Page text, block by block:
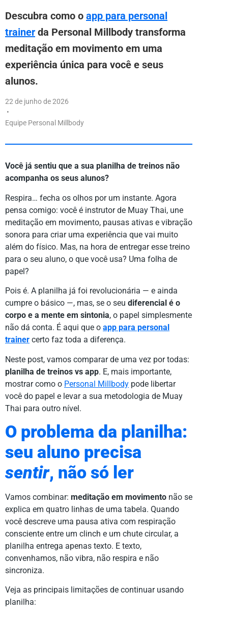
Descubra como o app para personal
trainer da Personal Millbody transforma
meditação em movimento em uma
experiência única para você e seus
alunos.
22 de junho de 2026
•
Equipe Personal Millbody
Você já sentiu que a sua planilha de treinos não
acompanha os seus alunos?
Respira… fecha os olhos por um instante. Agora
pensa comigo: você é instrutor de Muay Thai, une
meditação em movimento, pausas ativas e vibração
sonora para criar uma experiência que vai muito
além do físico. Mas, na hora de entregar esse treino
para o seu aluno, o que você usa? Uma folha de
papel?
Pois é. A planilha já foi revolucionária — e ainda
cumpre o básico —, mas, se o seu diferencial é o
corpo e a mente em sintonia, o papel simplesmente
não dá conta. É aqui que o app para personal
trainer certo faz toda a diferença.
Neste post, vamos comparar de uma vez por todas:
planilha de treinos vs app. E, mais importante,
mostrar como o Personal Millbody pode libertar
você do papel e levar a sua metodologia de Muay
Thai para outro nível.
O problema da planilha:
seu aluno precisa
sentir, não só ler
Vamos combinar: meditação em movimento não se
explica em quatro linhas de uma tabela. Quando
você descreve uma pausa ativa com respiração
consciente entre um clinch e um chute circular, a
planilha entrega apenas texto. E texto,
convenhamos, não vibra, não respira e não
sincroniza.
Veja as principais limitações de continuar usando
planilha: